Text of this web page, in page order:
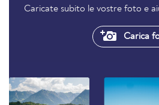
Caricate subito le vostre foto e
Carica